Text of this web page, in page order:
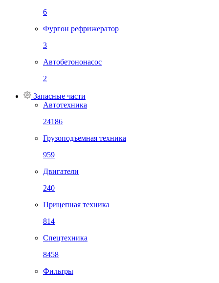
6
Фургон рефрижератор
3
Автобетононасос
2
Запасные части
Автотехника
24186
Грузоподъемная техника
959
Двигатели
240
Прицепная техника
814
Спецтехника
8458
Фильтры